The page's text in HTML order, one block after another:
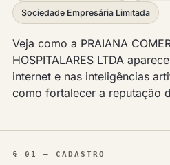
Sociedade Empresária Limitada
Veja como a PRAIANA
HOSPITALARES LTDA
internet e nas inteligências
como fortalecer a reputação
§ 01 — CADASTRO